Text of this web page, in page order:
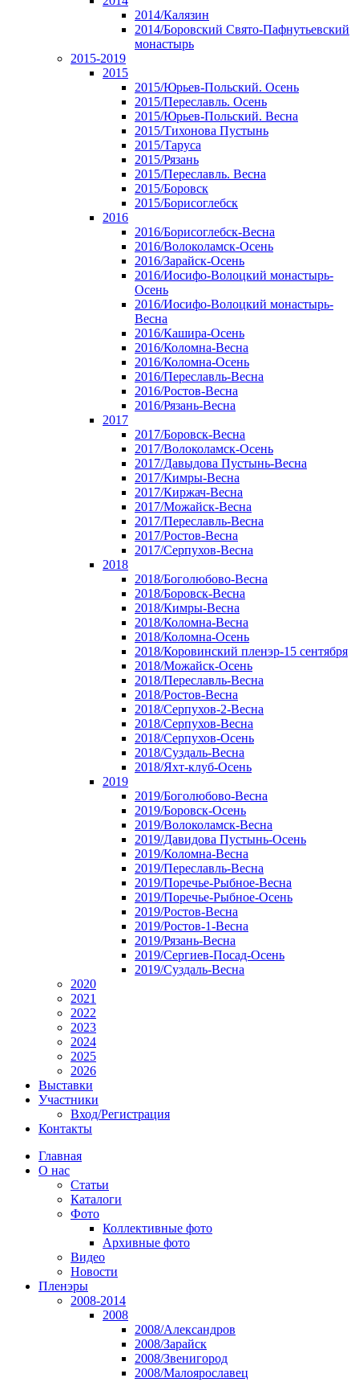
2014/Калязин
2014/Боровский Свято-Пафнутьевский
монастырь
2015-2019
2015
2015/Юрьев-Польский. Осень
2015/Переславль. Осень
2015/Юрьев-Польский. Весна
2015/Тихонова Пустынь
2015/Таруса
2015/Рязань
2015/Переславль. Весна
2015/Боровск
2015/Борисоглебск
2016
2016/Борисоглебск-Весна
2016/Волоколамск-Осень
2016/Зарайск-Осень
2016/Иосифо-Волоцкий монастырь-
Осень
2016/Иосифо-Волоцкий монастырь-
Весна
2016/Кашира-Осень
2016/Коломна-Весна
2016/Коломна-Осень
2016/Переславль-Весна
2016/Ростов-Весна
2016/Рязань-Весна
2017
2017/Боровск-Весна
2017/Волоколамск-Осень
2017/Давыдова Пустынь-Весна
2017/Кимры-Весна
2017/Киржач-Весна
2017/Можайск-Весна
2017/Переславль-Весна
2017/Ростов-Весна
2017/Серпухов-Весна
2018
2018/Боголюбово-Весна
2018/Боровск-Весна
2018/Кимры-Весна
2018/Коломна-Весна
2018/Коломна-Осень
2018/Коровинский пленэр-15 сентября
2018/Можайск-Осень
2018/Переславль-Весна
2018/Ростов-Весна
2018/Серпухов-2-Весна
2018/Серпухов-Весна
2018/Серпухов-Осень
2018/Суздаль-Весна
2018/Яхт-клуб-Осень
2019
2019/Боголюбово-Весна
2019/Боровск-Осень
2019/Волоколамск-Весна
2019/Давидова Пустынь-Осень
2019/Коломна-Весна
2019/Переславль-Весна
2019/Поречье-Рыбное-Весна
2019/Поречье-Рыбное-Осень
2019/Ростов-Весна
2019/Ростов-1-Весна
2019/Рязань-Весна
2019/Сергиев-Посад-Осень
2019/Суздаль-Весна
2020
2021
2022
2023
2024
2025
2026
Выставки
Участники
Вход/Регистрация
Контакты
Главная
О нас
Статьи
Каталоги
Фото
Коллективные фото
Архивные фото
Видео
Новости
Пленэры
2008-2014
2008
2008/Александров
2008/Зарайск
2008/Звенигород
2008/Малоярославец